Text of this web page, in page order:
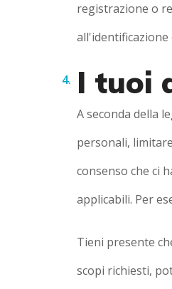
registrazione o
I tuoi
A seconda della
personali,
consenso che ci
applicabili. Per
Tieni presente
scopi richiesti,